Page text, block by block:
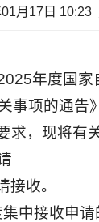
月17日 10:23
年度国家
事项的通告
求，现将有
接收。
中接收申请